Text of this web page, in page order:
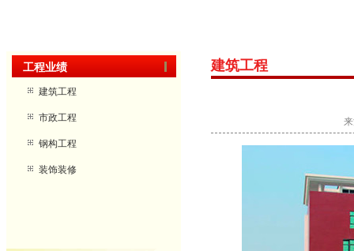
工程业绩
建筑工程
市政工程
钢构工程
装饰装修
建筑工程